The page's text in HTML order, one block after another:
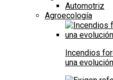
Automotriz
Agroecología
Incendios
una